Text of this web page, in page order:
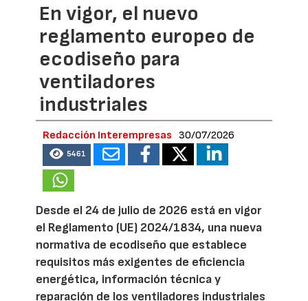
En vigor, el nuevo
reglamento europeo de
ecodiseño para
ventiladores
industriales
Redacción Interempresas 30/07/2026
5461
Desde el 24 de julio de 2026 está en vigor
el Reglamento (UE) 2024/1834, una nueva
normativa de ecodiseño que establece
requisitos más exigentes de eficiencia
energética, información técnica y
reparación de los ventiladores industriales